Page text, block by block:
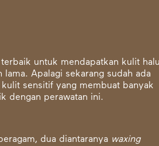
untuk mendapatkan kulit
lama. Apalagi sekarang sudah ada
sensitif yang membuat banyak
dengan perawatan ini.
dua diantaranya waxing